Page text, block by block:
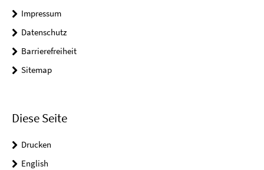
Impressum
Datenschutz
Barrierefreiheit
Sitemap
Diese Seite
Drucken
English